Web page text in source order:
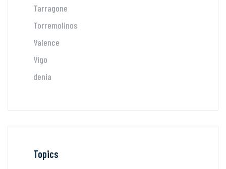
Tarragone
Torremolinos
Valence
Vigo
denia
Topics